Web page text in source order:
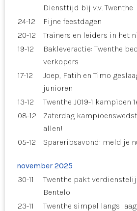
Diensttijd bij v.v. Twenthe
24-12
Fijne feestdagen
20-12
Trainers en leiders in het
19-12
Bakleveractie: Twenthe
verkopers
17-12
Joep, Fatih en Timo
junioren
13-12
Twenthe JO19-1 kampioen
08-12
Zaterdag
allen!
05-12
Spareribsavond: meld je
november 2025
30-11
Twenthe pakt
Bentelo
23-11
Twenthe simpel langs